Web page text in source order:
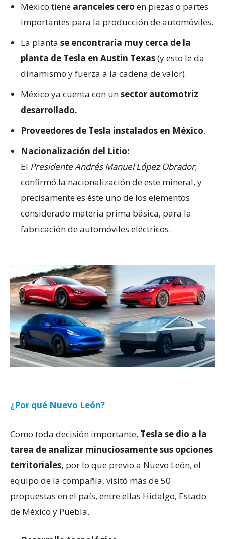
México tiene aranceles cero en piezas o partes
importantes para la producción de automóviles.
La planta se encontraría muy cerca de la
planta de Tesla en Austin Texas(y esto le da
dinamismo y fuerza a la cadena de valor).
México ya cuenta con unsector automotriz
desarrollado.
Proveedores de Tesla instalados en México.
Nacionalización del Litio:
El Presidente Andrés Manuel López Obrador,
confirmó la nacionalización de este mineral, y
precisamente es éste uno de los elementos
considerado materia prima básica, para la
fabricación de automóviles eléctricos.
¿Por qué Nuevo León?
Como toda decisión importante, Tesla se dio a la
tarea de analizar minuciosamente sus opciones
territoriales, por lo que previo a Nuevo León, el
equipo de la compañía, visitó más de 50
propuestas en el país, entre ellas Hidalgo, Estado
de México y Puebla.